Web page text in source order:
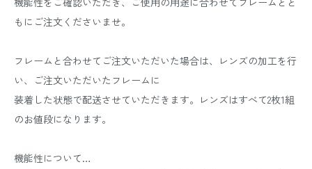
もにご注文くださいませ。
フレームと合わせてご注文いただいた場合は、レンズの加工を行
い、ご注文いただいたフレームに
装着した状態で配送させていただきます。レンズはすべて2枚1組
のお値段になります。
機能性について…